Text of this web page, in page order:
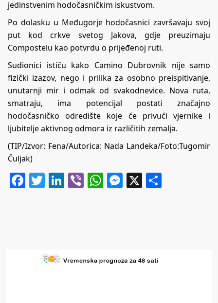
jedinstvenim hodočasničkim iskustvom.
Po dolasku u Međugorje hodočasnici završavaju svoj
put kod crkve svetog Jakova, gdje preuzimaju
Compostelu kao potvrdu o prijeđenoj ruti.
Sudionici ističu kako Camino Dubrovnik nije samo
fizički izazov, nego i prilika za osobno preispitivanje,
unutarnji mir i odmak od svakodnevice. Nova ruta,
smatraju, ima potencijal postati značajno
hodočasničko odredište koje će privući vjernike i
ljubitelje aktivnog odmora iz različitih zemalja.
(TIP/Izvor: Fena/Autorica: Nada Landeka/Foto:Tugomir
Čuljak)
Facebook
Twitter
LinkedIn
ViberWhatsApp
Messenger
X